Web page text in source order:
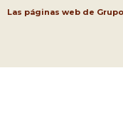
Las páginas web de